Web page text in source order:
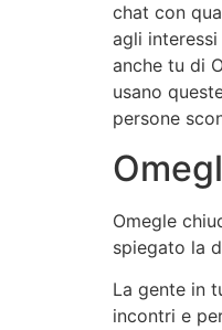
chat con
agli
anche tu di
usano
persone
Omegle
spiegato la
La gente in
incontri e